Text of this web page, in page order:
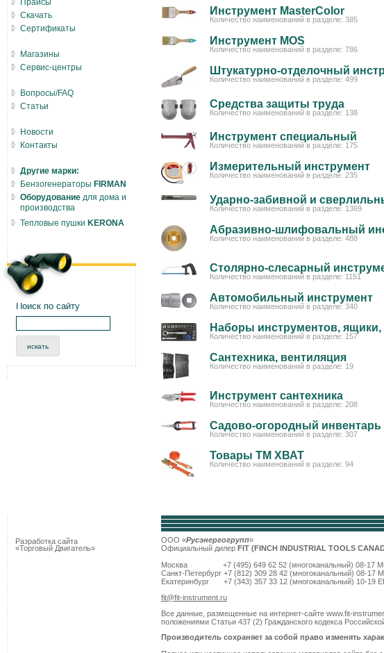
Инструмент MasterColor
Количество наименований в разделе: 385
Инструмент MOS
Количество наименований в разделе: 786
Штукатурно-отделочный
Количество наименований в разделе: 499
Средства защиты труда
Количество наименований в разделе: 138
Инструмент специальный
Количество наименований в разделе: 175
Измерительный инструмент
Количество наименований в разделе: 235
Ударно-забивной и
Количество наименований в разделе: 1369
Абразивно-шлифовальный
Количество наименований в разделе: 488
Столярно-слесарный
Количество наименований в разделе: 1151
Автомобильный инструмент
Количество наименований в разделе: 340
Наборы инструментов,
Количество наименований в разделе: 157
Сантехника, вентиляция
Количество наименований в разделе: 19
Инструмент сантехника
Количество наименований в разделе: 208
Садово-огородный инвентарь
Количество наименований в разделе: 307
Товары ТМ ХВАТ
Количество наименований в разделе: 94
Прайсы
Скачать
Сертификаты
Магазины
Сервис-центры
Вопросы/FAQ
Статьи
Новости
Контакты
Другие марки:
Бензогенераторы FIRMAN
Оборудование для дома и
производства
Тепловые пушки KERONA
Поиск по сайту
Разработка сайта
«Торговый Двигатель»
ООО «Русэнергогрупп»
Официальный дилер FIT (FINCH INDUSTRIAL TOOLS
Москва +7 (495) 649 62 52 (многоканальный) 08-17
Санкт-Петербург +7 (812) 309 28 42 (многоканальный) 08-17
Екатеринбург +7 (343) 357 33 12 (многоканальный) 10-19
fit@fit-instrument.ru
Все данные, размещенные на интернет-сайте www.fit-
положениями Статьи 437 (2) Гражданского кодекса
Производитель сохраняет за собой право изменять